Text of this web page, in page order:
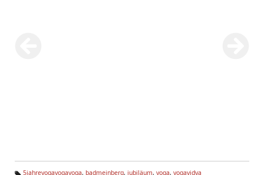
5jahreyogayogayoga, badmeinberg, jubiläum, yoga, yogavidya